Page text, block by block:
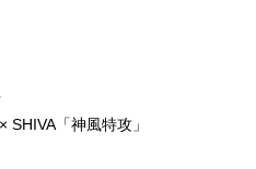
「神風特攻」